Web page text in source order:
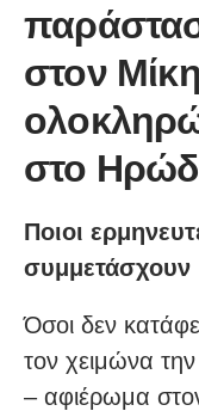
στον
στο
Ποιοι
συμμετάσχουν
Όσοι δεν
τον χειμώνα
– αφιέρωμα